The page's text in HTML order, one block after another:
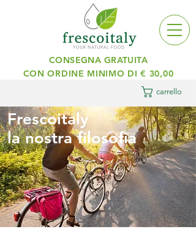
carrello
CONSEGNA GRATUITA
CON ORDINE MINIMO DI € 30,00
Frescoitaly
la nostra filosofia